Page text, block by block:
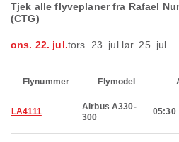
Tjek alle flyveplaner fra Rafael
(CTG)
ons. 22. jul.tors. 23. jul. lør. 25. jul.
Flynummer Flymodel
LA4111
Airbus A330-
300
05:30